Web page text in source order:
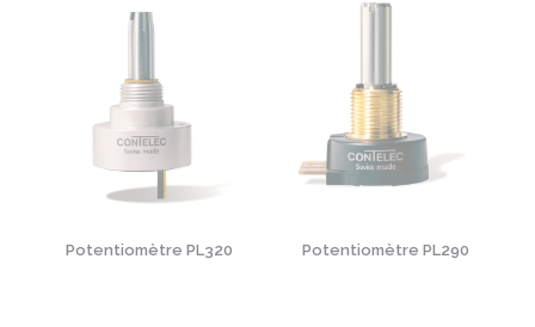
Potentiomètre PL320 Potentiomètre PL290